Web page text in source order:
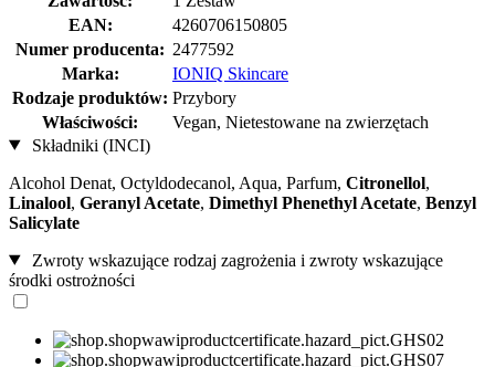
EAN:
4260706150805
Numer producenta: 2477592
Marka:
IONIQ Skincare
Rodzaje produktów: Przybory
Właściwości:
Vegan, Nietestowane na zwierzętach
Składniki (INCI)
Alcohol Denat, Octyldodecanol, Aqua, Parfum, Citronellol,
Linalool, Geranyl Acetate, Dimethyl Phenethyl Acetate, Benzyl
Salicylate
Zwroty wskazujące rodzaj zagrożenia i zwroty wskazujące
środki ostrożności